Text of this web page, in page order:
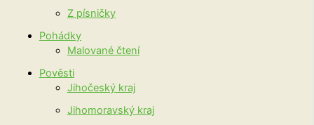
Z písničky
Pohádky
Malované čtení
Pověsti
Jihočeský kraj
Jihomoravský kraj